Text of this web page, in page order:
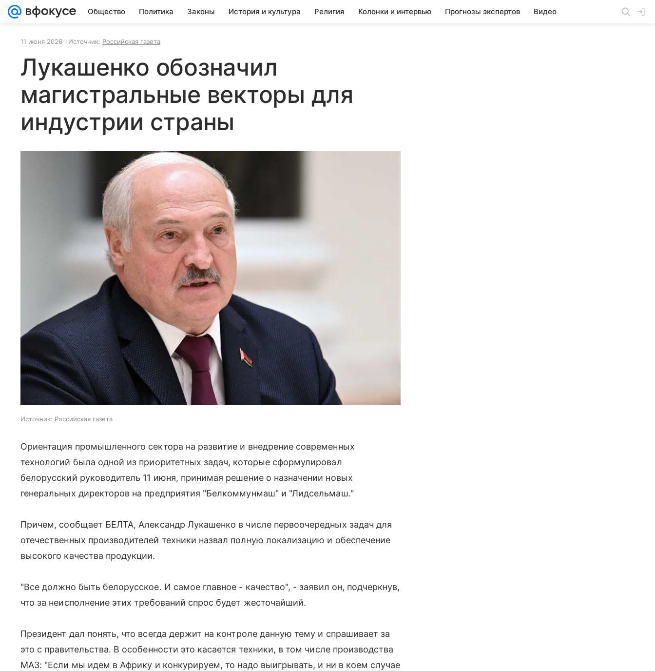
Общество Политика Законы История и культура Религия Колонки и интервью Прогнозы экспертов Видео
11 июня 2026 Источник: Российская газета
Лукашенко обозначил
магистральные векторы для
индустрии страны
Источник: Российская газета
Ориентация промышленного сектора на развитие и внедрение современных
технологий была одной из приоритетных задач, которые сформулировал
белорусский руководитель 11 июня, принимая решение о назначении новых
генеральных директоров на предприятия "Белкоммунмаш" и "Лидсельмаш."
Причем, сообщает БЕЛТА, Александр Лукашенко в числе первоочередных задач для
отечественных производителей техники назвал полную локализацию и обеспечение
высокого качества продукции.
"Все должно быть белорусское. И самое главное - качество", - заявил он, подчеркнув,
что за неисполнение этих требований спрос будет жесточайший.
Президент дал понять, что всегда держит на контроле данную тему и спрашивает за
это с правительства. В особенности это касается техники, в том числе производства
МАЗ: "Если мы идем в Африку и конкурируем, то надо выигрывать, и ни в коем случае